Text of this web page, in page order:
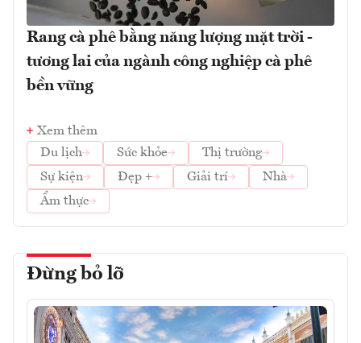
Rang cà phê bằng năng lượng mặt trời -
tương lai của ngành công nghiệp cà phê
bền vững
Xem thêm
Du lịch
Sức khỏe
Thị trường
Sự kiện
Đẹp + Giải trí
Nhà
Ẩm thực
Đừng bỏ lỡ